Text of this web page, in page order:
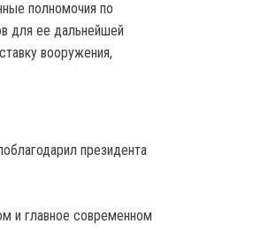
полномочия по
для ее дальнейшей
вооружения,
президента
и главное современном